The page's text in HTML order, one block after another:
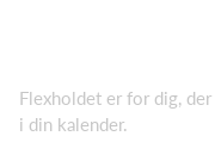
Flexholdet er for dig,
i din kalender.